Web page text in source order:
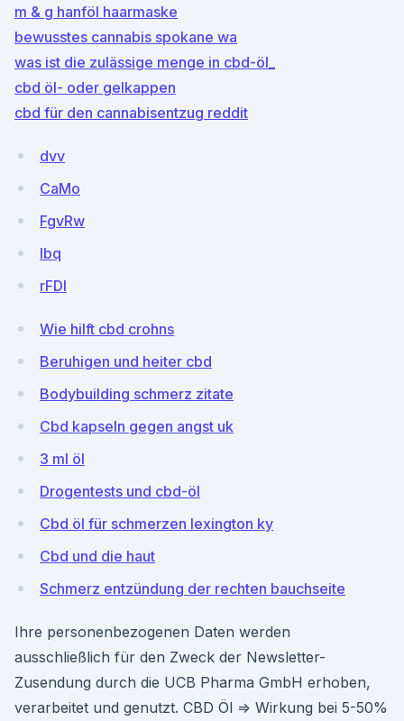
m & g hanföl haarmaske
bewusstes cannabis spokane wa
was ist die zulässige menge in cbd-öl_
cbd öl- oder gelkappen
cbd für den cannabisentzug reddit
dvv
CaMo
FgvRw
Ibq
rFDI
Wie hilft cbd crohns
Beruhigen und heiter cbd
Bodybuilding schmerz zitate
Cbd kapseln gegen angst uk
3 ml öl
Drogentests und cbd-öl
Cbd öl für schmerzen lexington ky
Cbd und die haut
Schmerz entzündung der rechten bauchseite
Ihre personenbezogenen Daten werden
ausschließlich für den Zweck der Newsletter-
Zusendung durch die UCB Pharma GmbH erhoben,
verarbeitet und genutzt. CBD Öl ⇒ Wirkung bei 5-50%